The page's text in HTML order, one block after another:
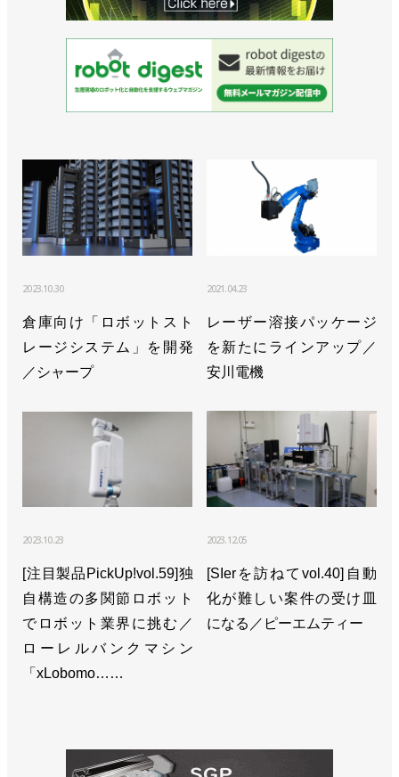
2023.10.30
倉庫向け「ロボットスト
レージシステム」を開発
／シャープ
2021.04.23
レーザー溶接パッケージ
を新たにラインアップ／
安川電機
2023.10.23
[注目製品PickUp!vol.59]独
自構造の多関節ロボット
でロボット業界に挑む／
ローレルバンクマシン
「xLobomo……
2023.12.05
[SIerを訪ねてvol.40]自動
化が難しい案件の受け皿
になる／ピーエムティー